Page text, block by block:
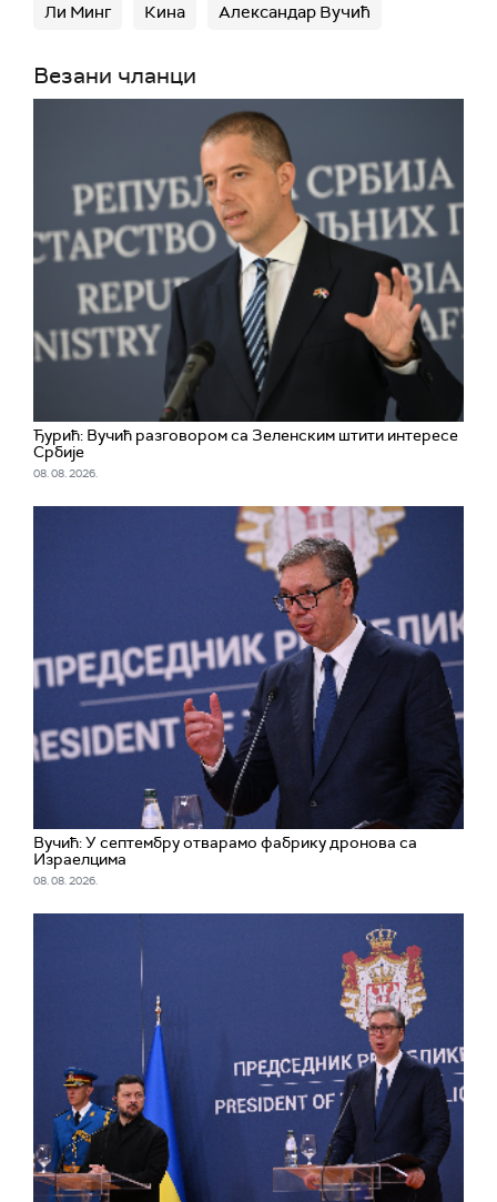
Ли Минг Кина Александар Вучић
Везани чланци
Ђурић: Вучић разговором са Зеленским штити интересе
Србије
08. 08. 2026.
Вучић: У септембру отварамо фабрику дронова са
Израелцима
08. 08. 2026.